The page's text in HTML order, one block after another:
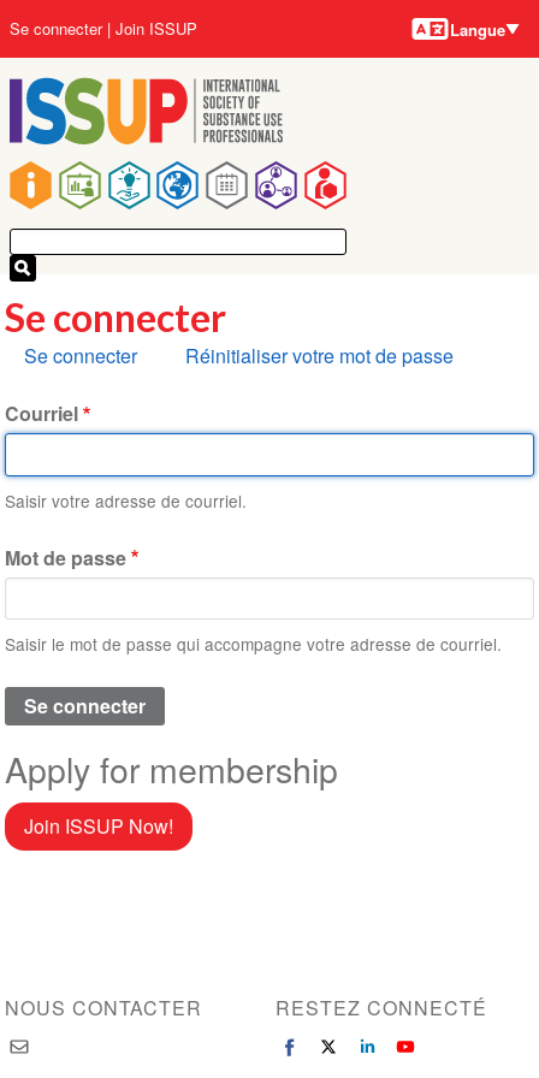
au
contenu
principal
Main
navigation
User
account
menu
Se connecter Join ISSUP Langues
Langue
Se connecter
Onglets
Se connecter Réinitialiser votre mot de passe
Courriel
Saisir votre adresse de courriel.
Mot de passe
Saisir le mot de passe qui accompagne votre adresse de courriel.
Apply for membership
Join ISSUP Now!
NOUS CONTACTER RESTEZ CONNECTÉ